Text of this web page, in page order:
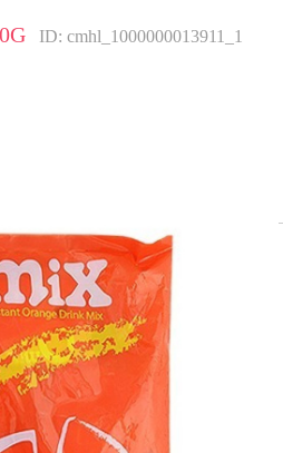
ID: cmhl_1000000013911_1